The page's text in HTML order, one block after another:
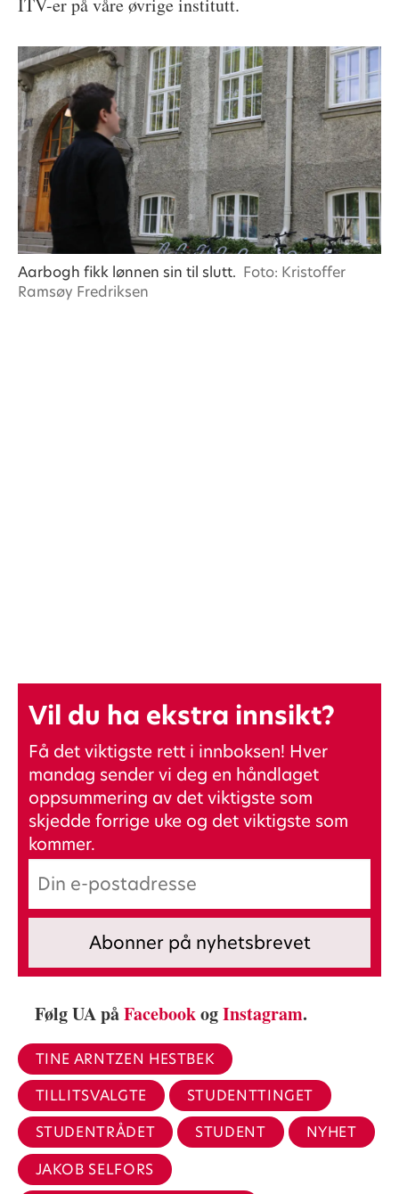
ITV-er på våre øvrige institutt.
Aarbogh fikk lønnen sin til slutt. Foto: Kristoffer
Ramsøy Fredriksen
Vil du ha ekstra innsikt?
Få det viktigste rett i innboksen! Hver
mandag sender vi deg en håndlaget
oppsummering av det viktigste som
skjedde forrige uke og det viktigste som
kommer.
Følg UA påFacebookogInstagram.
TINE ARNTZEN HESTBEK
TILLITSVALGTE
STUDENTTINGET
STUDENTRÅDET
STUDENT
NYHET
JAKOB SELFORS